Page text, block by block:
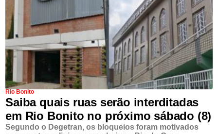
Rio Bonito
Saiba quais ruas serão interditadas
em Rio Bonito no próximo sábado (8)
Segundo o Degetran, os bloqueios foram motivados